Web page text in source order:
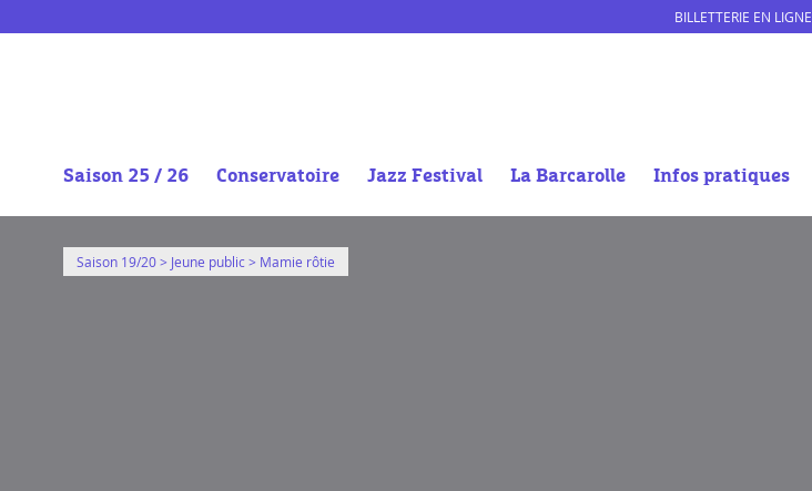
BILLETTERIE EN LIGNE
Saison 25 / 26 Conservatoire Jazz Festival La Barcarolle Infos pratiques
Saison 19/20> Jeune public> Mamie rôtie